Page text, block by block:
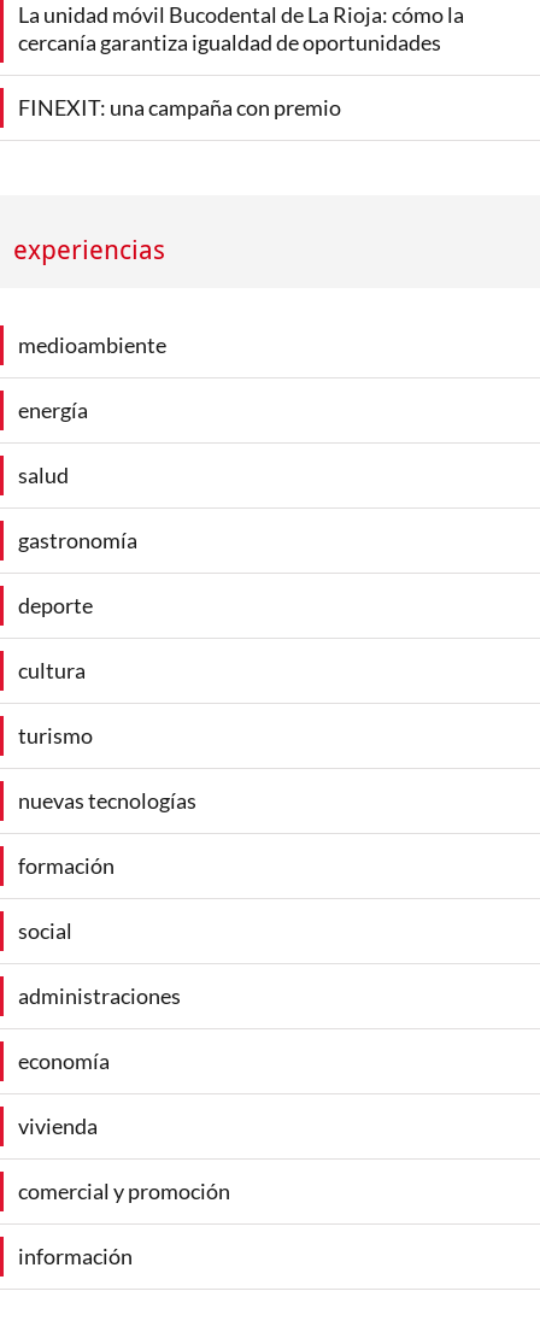
La unidad móvil Bucodental de La Rioja: cómo la
cercanía garantiza igualdad de oportunidades
FINEXIT: una campaña con premio
experiencias
medioambiente
energía
salud
gastronomía
deporte
cultura
turismo
nuevas tecnologías
formación
social
administraciones
economía
vivienda
comercial y promoción
información